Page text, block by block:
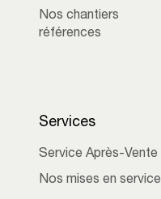
Nos chantiers
références
Services
Service Après-Vente
Nos mises en service